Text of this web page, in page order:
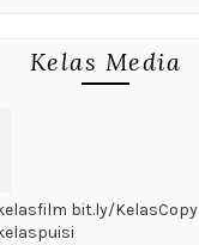
Kelas Media
bit.ly/KelasCopy